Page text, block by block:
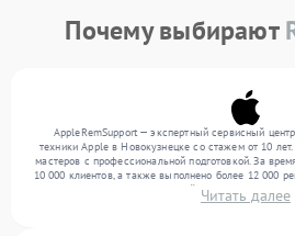
Почему выбирают
AppleRemSupport — экспертный сервисный
техники Apple в Новокузнецке со стажем от 10
мастеров с профессиональной подготовкой. За
10 000 клиентов, а также выполнено более 12 000
центр поступает от 300 устройств, включая , , .
неисправностей и гарантируем высокое
Читать далее